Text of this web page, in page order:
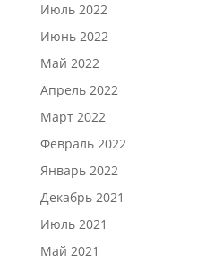
Июль 2022
Июнь 2022
Май 2022
Апрель 2022
Март 2022
Февраль 2022
Январь 2022
Декабрь 2021
Июль 2021
Май 2021